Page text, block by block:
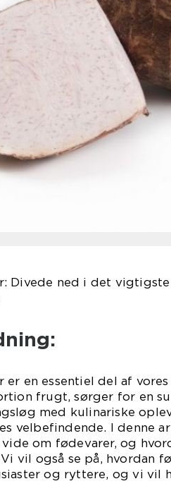
Divede ned i det
er en essentiel del af
frugt, sørger for en
med kulinariske
velbefindende. I denne
om fødevarer, og
vil også se på, hvordan
og ryttere, og vi vil